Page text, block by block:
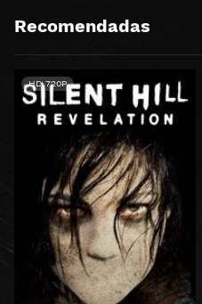
Recomendadas
HD 720P